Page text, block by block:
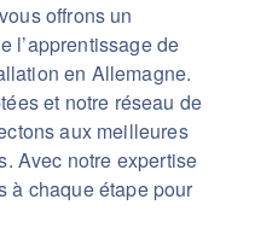
offrons un
l’apprentissage de
en Allemagne.
et notre réseau de
aux meilleures
Avec notre expertise
à chaque étape pour